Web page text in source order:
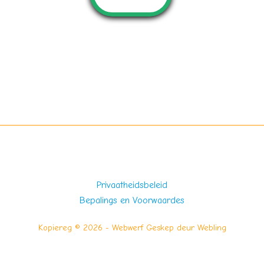
Privaatheidsbeleid
Bepalings en Voorwaardes
Kopiereg © 2026 - Webwerf Geskep deur Webling